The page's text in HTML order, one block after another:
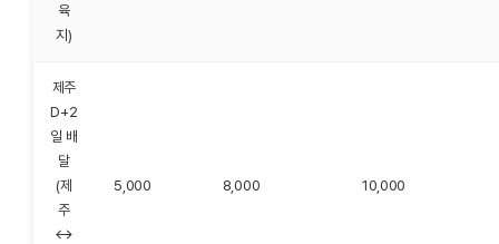
육
지)
제주
D+2
일 배
달
(제
주
↔
5,000 8,000 10,000